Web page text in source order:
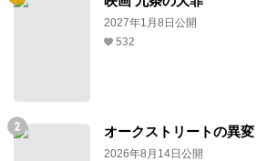
2027年1月8日公開
532
オークストリートの異変
2026年8月14日公開